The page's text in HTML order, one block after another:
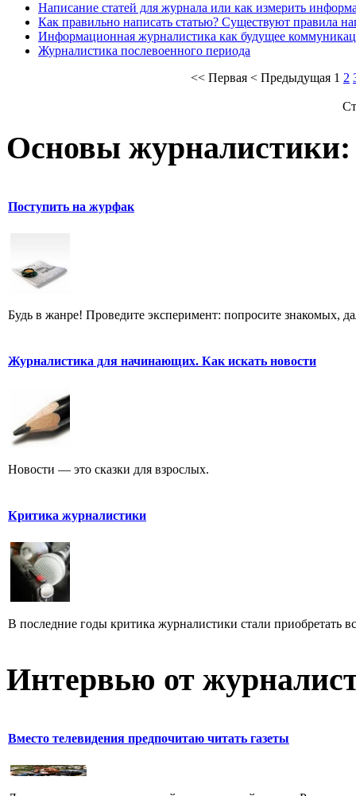
Написание статей для журнала или как измерить
Как правильно написать статью? Существуют правила
Информационная журналистика как будущее
Журналистика послевоенного периода
<< Первая < Предыдущая 1 2
Основы журналистики:
Поступить на журфак
Будь в жанре! Проведите эксперимент: попросите знакомых,
Журналистика для начинающих. Как искать новости
Новости — это сказки для взрослых.
Критика журналистики
В последние годы критика журналистики стали приобретать
Интервью от
Вместо телевидения предпочитаю читать газеты